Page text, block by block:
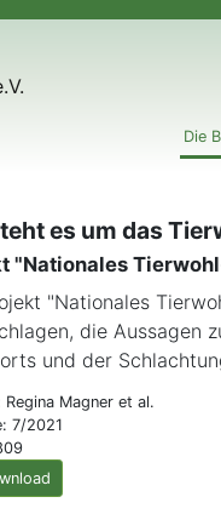
Die
es um das
"Nationales
"Nationales
die Aussagen
und der
Magner et al.
7/2021